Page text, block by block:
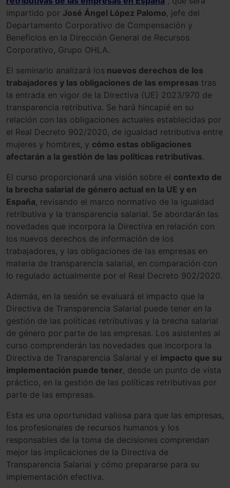
impartido por José Ángel López Palomo, jefe del
Departamento Corporativo de Compensación y
Beneficios en la Dirección General de Recursos
Corporativo, Grupo OHLA.
El seminario analizará los nuevos derechos de los
trabajadores y las obligaciones de las empresas tras
la entrada en vigor de la Directiva (UE) 2023/970 de
transparencia retributiva. Se hará hincapié en su
relación con las obligaciones actuales establecidas por
el Real Decreto 902/2020, de igualdad retributiva entre
mujeres y hombres, y cómo estas obligaciones
afectarán a la gestión de las políticas retributivas.
El curso proporcionará una visión sobre el contexto de
la brecha salarial de género actual en la UE y en
España, revisando el marco normativo de la igualdad
retributiva y la transparencia salarial. Se abordarán las
novedades que incorpora la Directiva en relación con
los nuevos derechos de información de los
trabajadores, y las obligaciones de las empresas en
materia de transparencia salarial, en comparación con
lo regulado actualmente por el Real Decreto 902/2020.
Además, en la sesión se evaluará el impacto que la
Directiva de Transparencia Salarial puede tener en la
gestión de las políticas retributivas y la brecha salarial
de género por parte de las empresas. Los asistentes al
curso comprenderán las novedades que incorpora la
Directiva de Transparencia Salarial y el impacto que su
implementación puede tener, desde un punto de vista
práctico, en la gestión de las políticas retributivas por
parte de las empresas.
Esta es una oportunidad valiosa para que las empresas,
los profesionales de recursos humanos y los
responsables de la toma de decisiones comprendan
mejor las implicaciones de la Directiva de
Transparencia Salarial y cómo prepararse para su
implementación efectiva.